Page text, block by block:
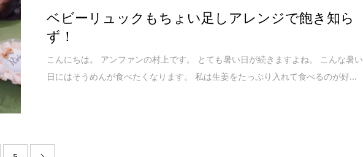
ベビーリュックもちょい足しアレンジで飽き知ら
ず！
こんにちは。 アンファンの村上です。 とても暑い日が続きますよね。 こんな暑い
日にはそうめんが食べたくなります。 私は生姜をたっぷり入れて食べるのが好...